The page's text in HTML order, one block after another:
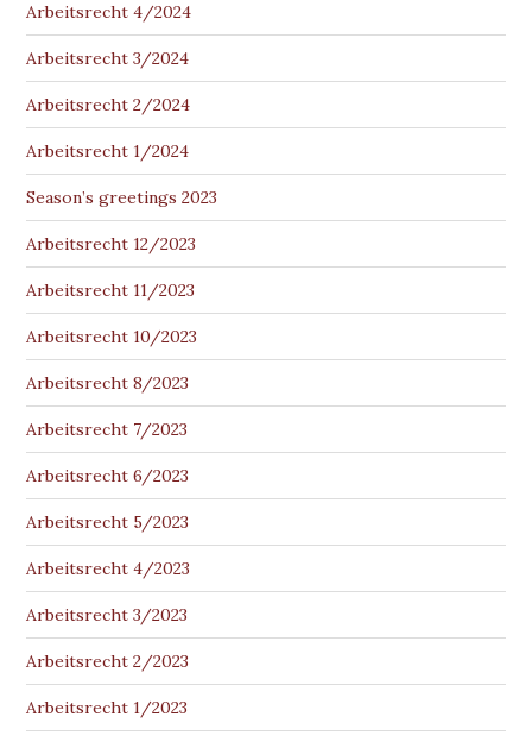
Arbeitsrecht 4/2024
Arbeitsrecht 3/2024
Arbeitsrecht 2/2024
Arbeitsrecht 1/2024
Season’s greetings 2023
Arbeitsrecht 12/2023
Arbeitsrecht 11/2023
Arbeitsrecht 10/2023
Arbeitsrecht 8/2023
Arbeitsrecht 7/2023
Arbeitsrecht 6/2023
Arbeitsrecht 5/2023
Arbeitsrecht 4/2023
Arbeitsrecht 3/2023
Arbeitsrecht 2/2023
Arbeitsrecht 1/2023